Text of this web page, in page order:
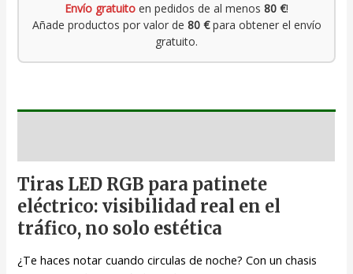
Envío gratuito en pedidos de al menos 80 €!
Añade productos por valor de 80 €para obtener el envío
gratuito.
Tiras LED RGB para patinete
eléctrico: visibilidad real en el
tráfico, no solo estética
¿Te haces notar cuando circulas de noche? Con un chasis